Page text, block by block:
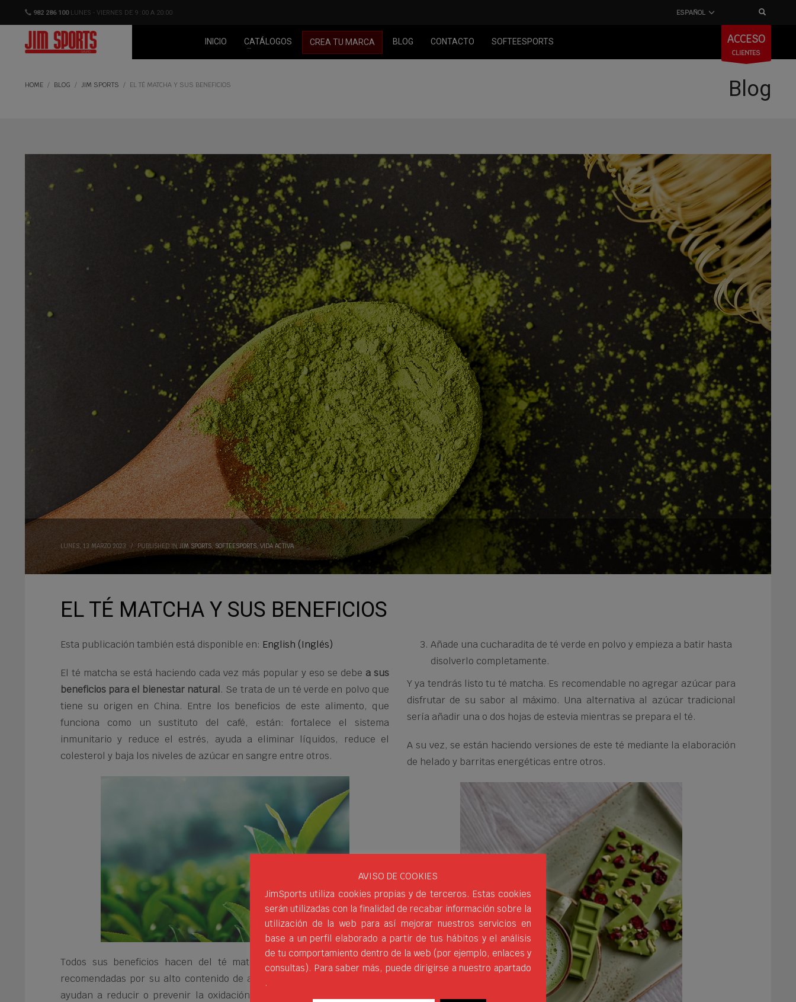
982 286 100LUNES - VIERNES DE 9 :00 A 20:00 ESPAÑOL
INICIO CATÁLOGOS CREA TU MARCA BLOG CONTACTO SOFTEESPORTS ACCESO
CLIENTES
HOME BLOG JIM SPORTS EL TÉ MATCHA Y SUS BENEFICIOS Blog
LUNES, 13 MARZO 2023 / PUBLISHED INJIM SPORTS,SOFTEESPORTS,VIDA ACTIVA
EL TÉ MATCHA Y SUS BENEFICIOS
Esta publicación también está disponible en: English (Inglés)
El té matcha se está haciendo cada vez más popular y eso se debe a sus
beneficios para el bienestar natural. Se trata de un té verde en polvo que
tiene su origen en China. Entre los beneficios de este alimento, que
funciona como un sustituto del café, están: fortalece el sistema
inmunitario y reduce el estrés, ayuda a eliminar líquidos, reduce el
colesterol y baja los niveles de azúcar en sangre entre otros.
Todos sus beneficios hacen del té matcha una de las bebidas más
recomendadas por su alto contenido de antioxidantes, compuestos que
ayudan a reducir o prevenir la oxidación de otras sustancias. Además,
Añade una cucharadita de té verde en polvo y empieza a batir hasta
disolverlo completamente.
Y ya tendrás listo tu té matcha. Es recomendable no agregar azúcar para
disfrutar de su sabor al máximo. Una alternativa al azúcar tradicional
sería añadir una o dos hojas de estevia mientras se prepara el té.
A su vez, se están haciendo versiones de este té mediante la elaboración
de helado y barritas energéticas entre otros.
AVISO DE COOKIES
JimSports utiliza cookies propias y de terceros. Estas cookies
serán utilizadas con la finalidad de recabar información sobre la
utilización de la web para así mejorar nuestros servicios en
base a un perfil elaborado a partir de tus hábitos y el análisis
de tu comportamiento dentro de la web (por ejemplo, enlaces y
consultas). Para saber más, puede dirigirse a nuestro apartado
.